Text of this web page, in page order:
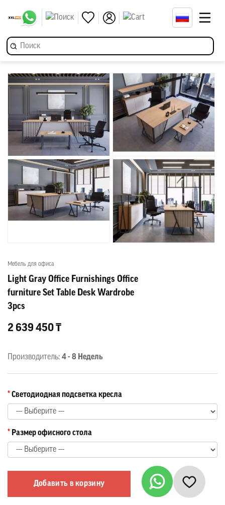
Мебель для офиса
Light Gray Office Furnishings Office
furniture Set Table Desk Wardrobe
3pcs
2 639 450 ₸
Производитель: 4 - 8 Недель
Светодиодная подсветка кресла
Размер офисного стола
Добавить в корзину